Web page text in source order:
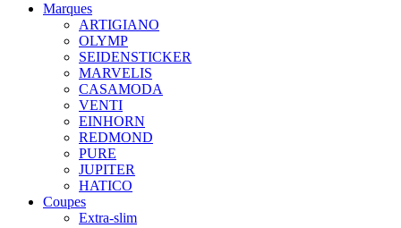
Marques
ARTIGIANO
OLYMP
SEIDENSTICKER
MARVELIS
CASAMODA
VENTI
EINHORN
REDMOND
PURE
JUPITER
HATICO
Coupes
Extra-slim